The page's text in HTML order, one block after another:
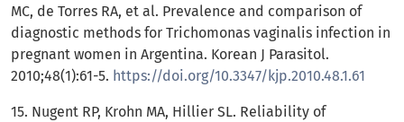
MC, de Torres RA, et al. Prevalence and comparison of
diagnostic methods for Trichomonas vaginalis infection in
pregnant women in Argentina. Korean J Parasitol.
2010;48(1):61-5. https://doi.org/10.3347/kjp.2010.48.1.61
15. Nugent RP, Krohn MA, Hillier SL. Reliability of